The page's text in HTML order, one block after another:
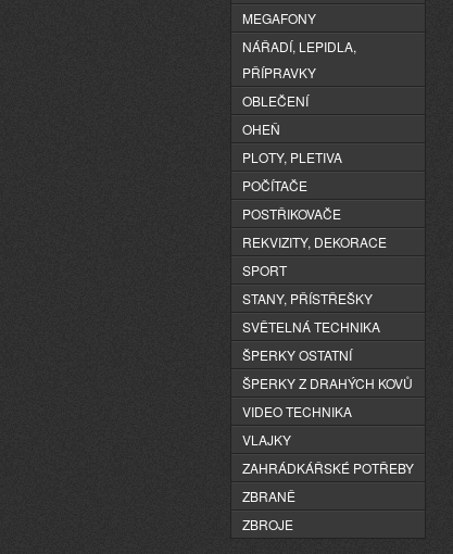
MEGAFONY
NÁŘADÍ, LEPIDLA,
PŘÍPRAVKY
OBLEČENÍ
OHEŇ
PLOTY, PLETIVA
POČÍTAČE
POSTŘIKOVAČE
REKVIZITY, DEKORACE
SPORT
STANY, PŘÍSTŘEŠKY
SVĚTELNÁ TECHNIKA
ŠPERKY OSTATNÍ
ŠPERKY Z DRAHÝCH KOVŮ
VIDEO TECHNIKA
VLAJKY
ZAHRÁDKÁŘSKÉ POTŘEBY
ZBRANĚ
ZBROJE